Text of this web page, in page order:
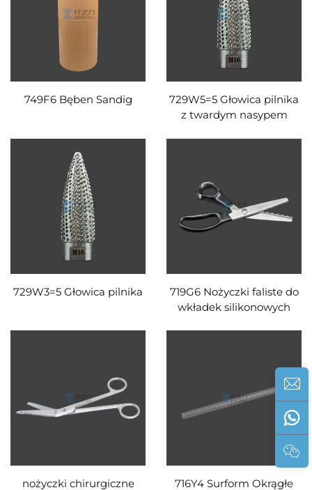
749F6 Bęben Sandig
729W5=5 Głowica pilnika
z twardym nasypem
729W3=5 Głowica pilnika
719G6 Nożyczki faliste do
wkładek silikonowych
nożyczki chirurgiczne
716Y4 Surform Okrągłe